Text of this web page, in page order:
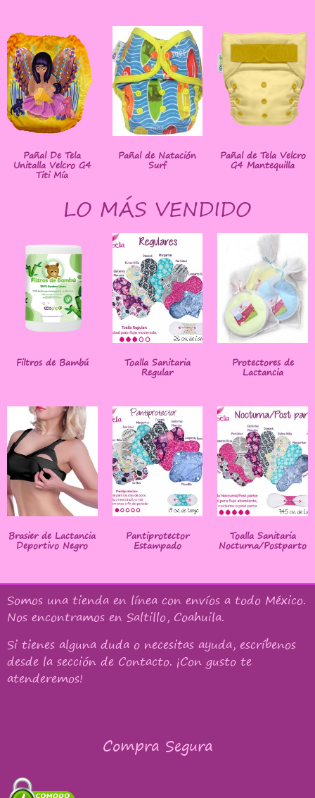
Pañal De Tela
Unitalla Velcro G4
Titi Mía
Pañal de Natación
Surf
Pañal de Tela Velcro
G4 Mantequilla
LO MÁS VENDIDO
Filtros de Bambú Toalla Sanitaria
Regular
Protectores de
Lactancia
Brasier de Lactancia
Deportivo Negro
Pantiprotector
Estampado
Toalla Sanitaria
Nocturna/Postparto
Somos una tienda en línea con envíos a todo México.
Nos encontramos en Saltillo, Coahuila.
Si tienes alguna duda o necesitas ayuda, escríbenos
desde la sección de Contacto. ¡Con gusto te
atenderemos!
Compra Segura